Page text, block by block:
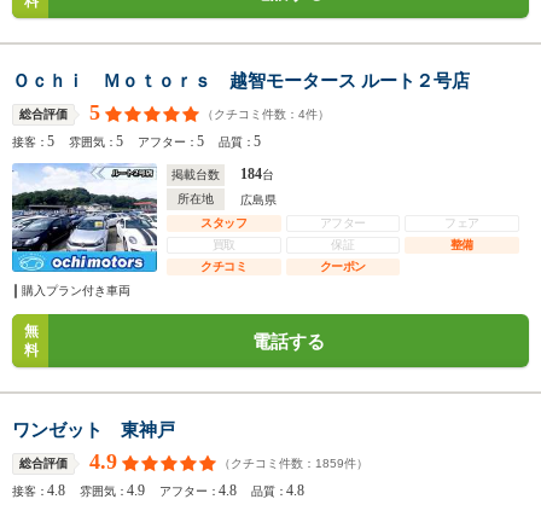
Ｏｃｈｉ Ｍｏｔｏｒｓ 越智モータース ルート２号店
総合評価 5 （クチコミ件数： 4件）
接客：5 雰囲気：5 アフター：5 品質：5
掲載台数 184台
所在地
広島県
スタッフ
アフター
フェア
買取
保証
整備
クチコミ
クーポン
購入プラン付き車両
無
料
電話する
ワンゼット 東神戸
総合評価 4.9 （クチコミ件数： 1859件）
接客：4.8 雰囲気：4.9 アフター：4.8 品質：4.8